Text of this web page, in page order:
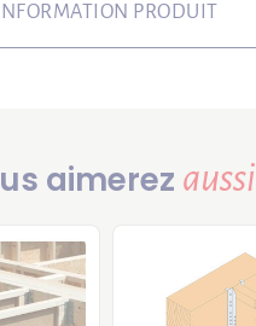
INFORMATION PRODUIT
aimerez aussi